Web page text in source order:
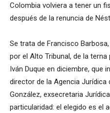
Colombia volviera a tener un
después de la renuncia de
Se trata de Francisco
por el Alto Tribunal, de la
Iván Duque en diciembre, que
director de la Agencia Jurídica
González, exsecretaria
particularidad: el elegido es el